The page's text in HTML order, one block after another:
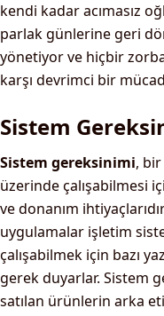
kendi kadar acımasız
parlak günlerine geri
yönetiyor ve hiçbir
karşı devrimci bir
Sistem
Sistem gereksinimi, bir
üzerinde çalışabilmesi
ve donanım
uygulamalar işletim
çalışabilmek için bazı
gerek duyarlar. Sistem
satılan ürünlerin arka